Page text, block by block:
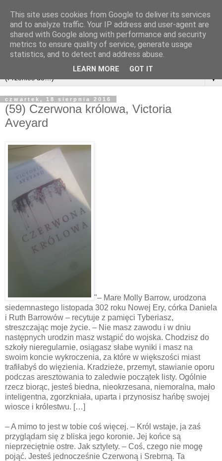
▼
czwartek, 18 sierpnia 2016
(59) Czerwona królowa, Victoria
Aveyard
"– Mare Molly Barrow, urodzona
siedemnastego listopada 302 roku Nowej Ery, córka Daniela
i Ruth Barrowów – recytuje z pamięci Tyberiasz,
streszczając moje życie. – Nie masz zawodu i w dniu
następnych urodzin masz wstąpić do wojska. Chodzisz do
szkoły nieregularnie, osiągasz słabe wyniki i masz na
swoim koncie wykroczenia, za które w większości miast
trafiłabyś do więzienia. Kradzieże, przemyt, stawianie oporu
podczas aresztowania to zaledwie początek listy. Ogólnie
rzecz biorąc, jesteś biedna, nieokrzesana, niemoralna, mało
inteligentna, zgorzkniała, uparta i przynosisz hańbę swojej
wiosce i królestwu. […]
– A mimo to jest w tobie coś więcej. – Król wstaje, ja zaś
przyglądam się z bliska jego koronie. Jej końce są
nieprzeciętnie ostre. Jak sztylety. – Coś, czego nie mogę
pojąć. Jesteś jednocześnie Czerwoną i Srebrną. Ta
This site uses cookies from Google to deliver its services
and to analyze traffic. Your IP address and user-agent are
shared with Google along with performance and security
metrics to ensure quality of service, generate usage
statistics, and to detect and address abuse.
LEARN MORE GOT IT